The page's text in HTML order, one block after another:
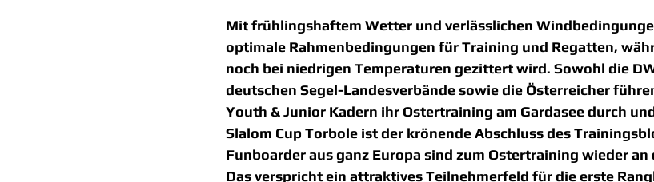
Mit frühlingshaftem Wetter und verlässlichen
optimale Rahmenbedingungen für Training und Regatten,
noch bei niedrigen Temperaturen gezittert wird. Sowohl die
deutschen Segel-Landesverbände sowie die Österreicher
Youth & Junior Kadern ihr Ostertraining am Gardasee durch
Slalom Cup Torbole ist der krönende Abschluss des
Funboarder aus ganz Europa sind zum Ostertraining wieder an
Das verspricht ein attraktives Teilnehmerfeld für die erste